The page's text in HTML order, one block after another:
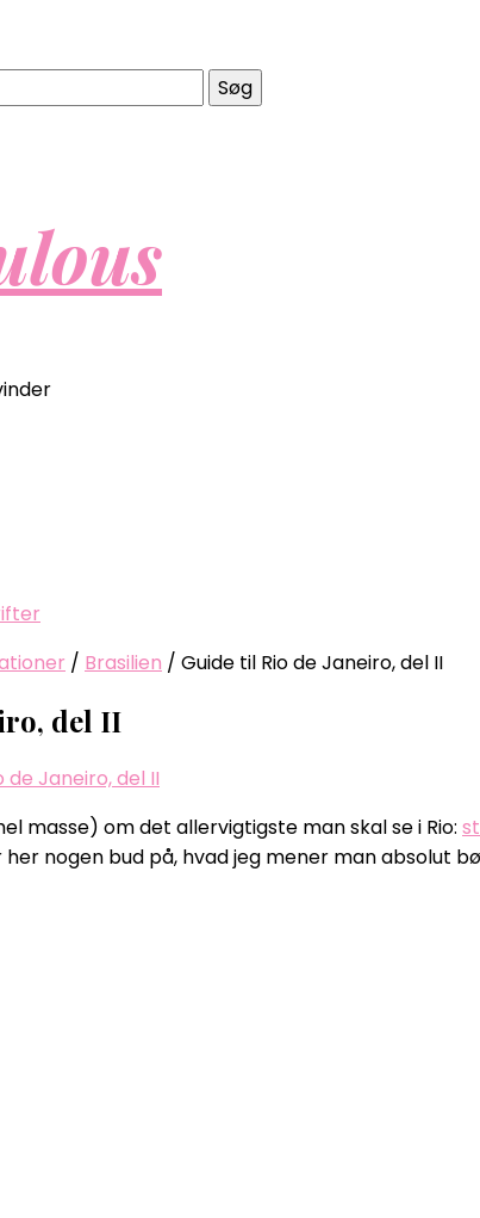
/ Brasilien / Guide til Rio de Janeiro, del II
del II
de Janeiro, del II
masse) om det allervigtigste man skal se i Rio:
nogen bud på, hvad jeg mener man absolut